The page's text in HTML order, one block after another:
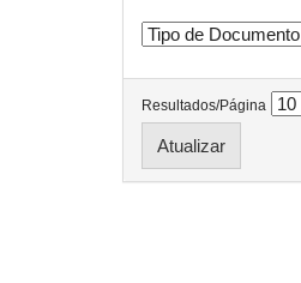
Resultados/Página